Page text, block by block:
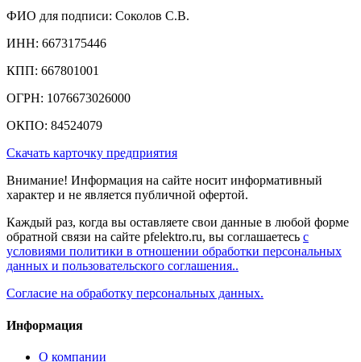
ФИО для подписи: Соколов С.В.
ИНН: 6673175446
КПП: 667801001
ОГРН: 1076673026000
ОКПО: 84524079
Скачать карточку предприятия
Внимание! Информация на сайте носит информативный
характер и не является публичной офертой.
Каждый раз, когда вы оставляете свои данные в любой форме
обратной связи на сайте pfelektro.ru, вы соглашаетесь с
условиями политики в отношении обработки персональных
данных и пользовательского соглашения..
Согласие на обработку персональных данных.
Информация
О компании